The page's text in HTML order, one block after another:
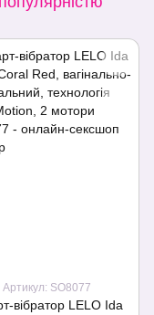
Артикул: SO8077
вібратор LELO Ida